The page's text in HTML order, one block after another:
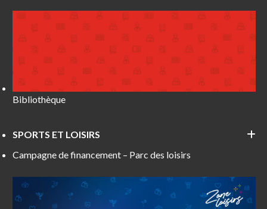
Bibliothèque
SPORTS ET LOISIRS
Campagne de financement – Parc des loisirs